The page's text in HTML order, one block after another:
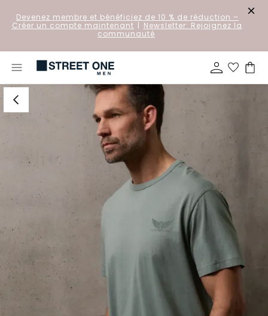
Devenez membre et bénéficiez de 10 % de réduction –
Créer un compte maintenant | Newsletter: Rejoignez la
communauté